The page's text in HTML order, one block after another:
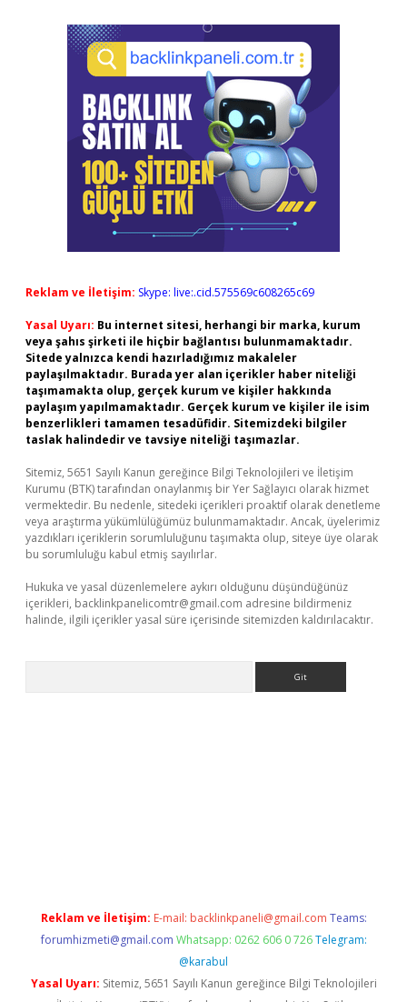
Reklam ve İletişim: Skype: live:.cid.575569c608265c69
Yasal Uyarı: Bu internet sitesi, herhangi bir marka, kurum
veya şahıs şirketi ile hiçbir bağlantısı bulunmamaktadır.
Sitede yalnızca kendi hazırladığımız makaleler
paylaşılmaktadır. Burada yer alan içerikler haber niteliği
taşımamakta olup, gerçek kurum ve kişiler hakkında
paylaşım yapılmamaktadır. Gerçek kurum ve kişiler ile isim
benzerlikleri tamamen tesadüfidir. Sitemizdeki bilgiler
taslak halindedir ve tavsiye niteliği taşımazlar.
Sitemiz, 5651 Sayılı Kanun gereğince Bilgi Teknolojileri ve İletişim
Kurumu (BTK) tarafından onaylanmış bir Yer Sağlayıcı olarak hizmet
vermektedir. Bu nedenle, sitedeki içerikleri proaktif olarak denetleme
veya araştırma yükümlülüğümüz bulunmamaktadır. Ancak, üyelerimiz
yazdıkları içeriklerin sorumluluğunu taşımakta olup, siteye üye olarak
bu sorumluluğu kabul etmiş sayılırlar.
Hukuka ve yasal düzenlemelere aykırı olduğunu düşündüğünüz
içerikleri, backlinkpanelicomtr@gmail.com adresine bildirmeniz
halinde, ilgili içerikler yasal süre içerisinde sitemizden kaldırılacaktır.
Reklam ve İletişim: E-mail: backlinkpaneli@gmail.com Teams:
forumhizmeti@gmail.com Whatsapp: 0262 606 0 726 Telegram:
@karabul
Yasal Uyarı: Sitemiz, 5651 Sayılı Kanun gereğince Bilgi Teknolojileri